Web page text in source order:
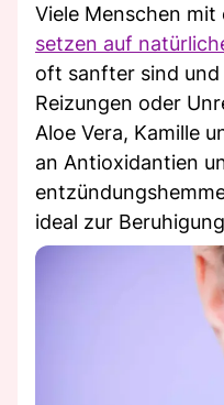
Viele Menschen
setzen auf
oft sanfter sind
Reizungen oder
Aloe Vera, Kamille
an Antioxidantien
ideal zur